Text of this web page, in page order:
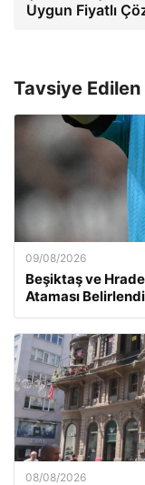
Uygun Fiyatlı
Tavsiye
09/08/2026
Beşiktaş ve
Ataması Belirlendi
08/08/2026